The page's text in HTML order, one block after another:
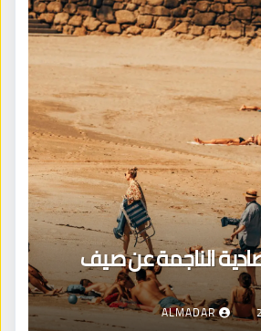
الناجمة عن صيف
ALMADAR